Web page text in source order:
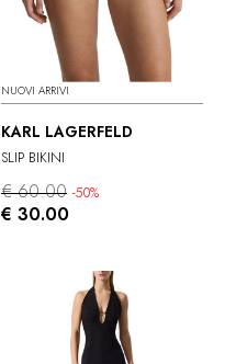
NUOVI ARRIVI
KARL LAGERFELD
SLIP BIKINI
€ 60.00 -50%
€ 30.00